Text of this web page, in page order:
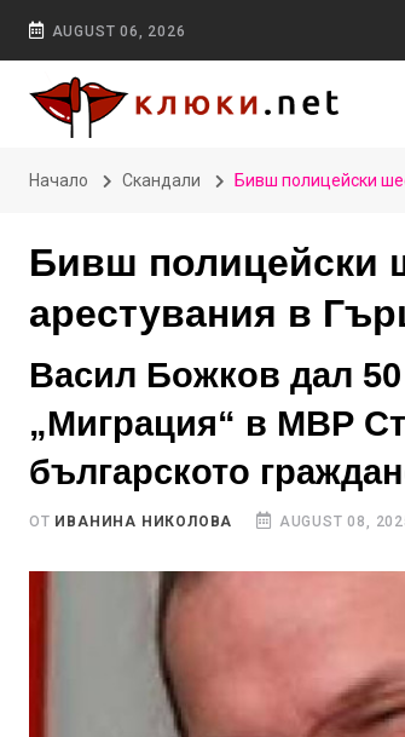
AUGUST 06, 2026
Начало Скандали Бивш полицейски
Бивш полицейски
арестувания в
Васил Божков дал
„Миграция“ в МВР
българското
ОТ ИВАНИНА НИКОЛОВА AUGUST 08,